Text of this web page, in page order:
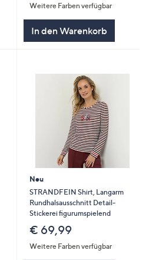
Weitere Farben verfügbar
In den Warenkorb
Neu
STRANDFEIN Shirt, Langarm
Rundhalsausschnitt Detail-
Stickerei figurumspielend
€ 69,99
Weitere Farben verfügbar